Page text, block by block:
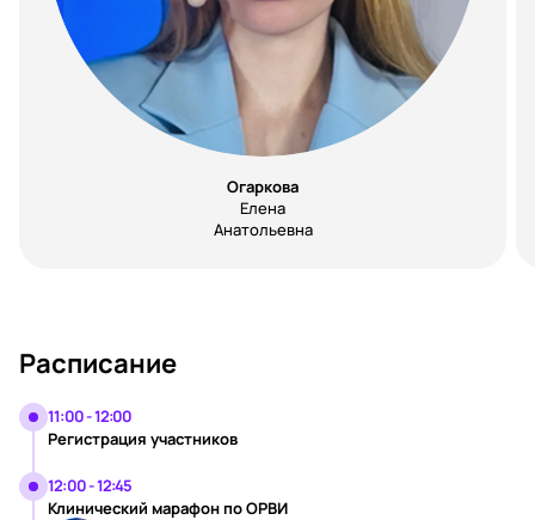
Огаркова
Елена
Анатольевна
Расписание
11:00 - 12:00
Регистрация участников
12:00 - 12:45
Клинический марафон по ОРВИ